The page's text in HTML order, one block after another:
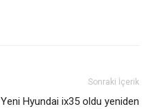
Sonraki İçerik
Yeni Hyundai ix35 oldu yeniden